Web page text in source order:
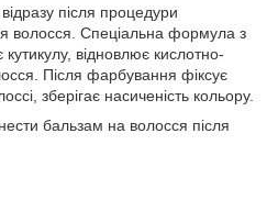
після процедури
волосся. Спеціальна формула з
відновлює кислотно-
Після фарбування фіксує
зберігає насиченість кольору.
бальзам на волосся після